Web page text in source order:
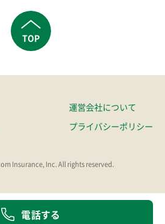
電話する
TOP
運営会社について
プライバシーポリシー
Insurance, Inc. All rights reserved.